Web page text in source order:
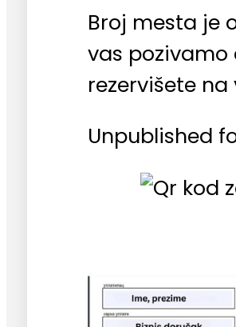
Broj mesta je
vas
rezervišete na
Unpublished